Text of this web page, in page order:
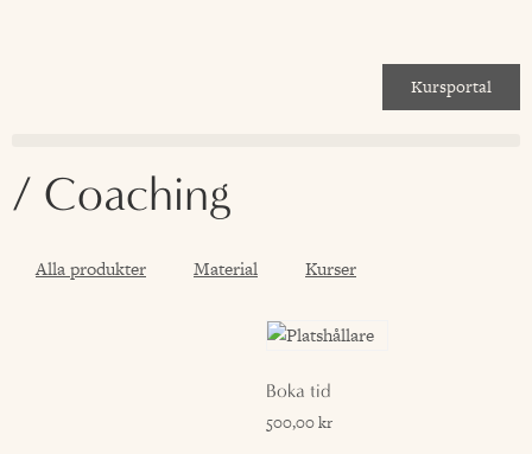
Kursportal
/ Coaching
Alla produkter Material Kurser
Boka tid
500,00kr